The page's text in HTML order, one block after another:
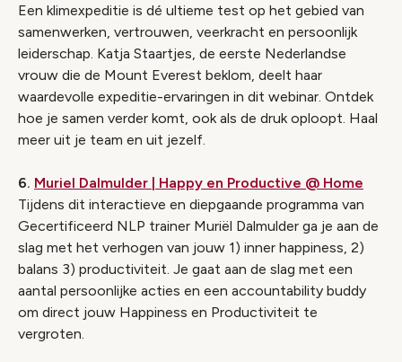
Een klimexpeditie is dé ultieme test op het gebied van
samenwerken, vertrouwen, veerkracht en persoonlijk
leiderschap. Katja Staartjes, de eerste Nederlandse
vrouw die de Mount Everest beklom, deelt haar
waardevolle expeditie-ervaringen in dit webinar. Ontdek
hoe je samen verder komt, ook als de druk oploopt. Haal
meer uit je team en uit jezelf.
6. Muriel Dalmulder | Happy en Productive @ Home
Tijdens dit interactieve en diepgaande programma van
Gecertificeerd NLP trainer Muriël Dalmulder ga je aan de
slag met het verhogen van jouw 1) inner happiness, 2)
balans 3) productiviteit. Je gaat aan de slag met een
aantal persoonlijke acties en een accountability buddy
om direct jouw Happiness en Productiviteit te
vergroten.